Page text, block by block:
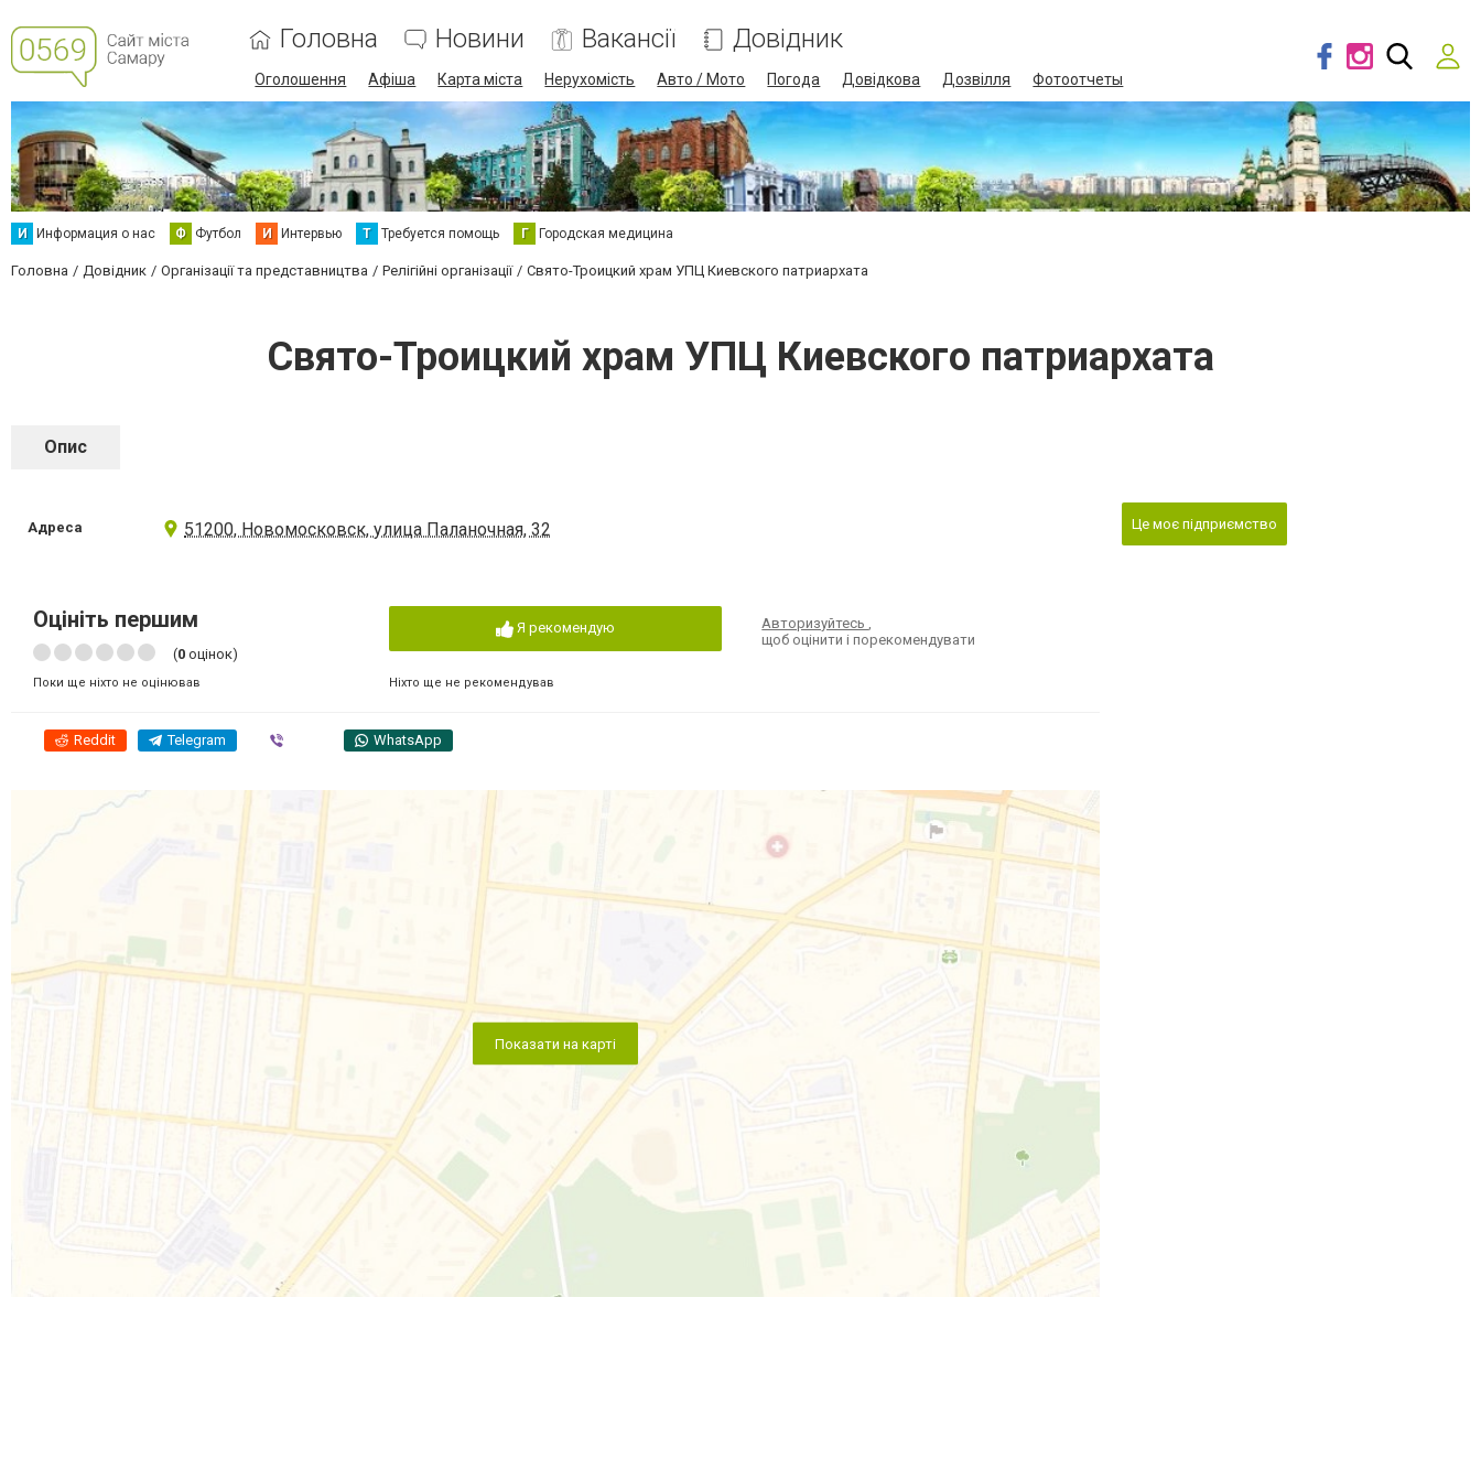
Головна Новини Вакансії Довідник
Оголошення Афіша Карта міста Нерухомість Авто / Мото Погода Довідкова Дозвілля Фотоотчеты
И Информация о нас Ф Футбол И Интервью Т Требуется помощь Г Городская медицина
Головна Довідник Організації та представництва Релігійні організації Свято-Троицкий храм УПЦ Киевского патриархата
Свято-Троицкий храм УПЦ Киевского патриархата
Опис
Адреса 51200, Новомосковск, улица Паланочная, 32
Оцініть першим
(0 оцінок)
Поки ще ніхто не оцінював
Я рекомендую
Ніхто ще не рекомендував
Авторизуйтесь,
щоб оцінити і порекомендувати
Reddit Telegram WhatsApp
Показати на карті
Це моє підприємство